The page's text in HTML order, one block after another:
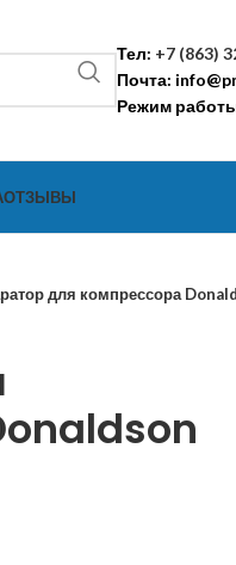
Тел: +7 (863)
Почта:
Режим
ОТЗЫВЫ
для компрессора